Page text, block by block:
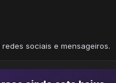
redes sociais e mensageiros.